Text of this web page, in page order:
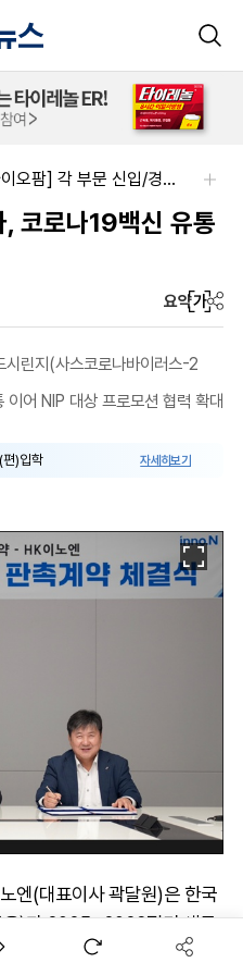
SK 바이오팜 (주)-[SK바이오팜] 각 부문 신입/경력 구성원 영입
코로나19백신 유통
요약가
시린지(사스코로나바이러스-2
이어 NIP 대상 프로모션 협력 확대
편)입학 자세히보기
엔(대표이사 곽달원)은 한국
욱)과 2025~2026절기 새로
®엘피에이트원프리필드시린